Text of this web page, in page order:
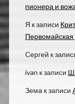
пионера и
Я к записи
Сергей к
ivan к записи
Зема к записи